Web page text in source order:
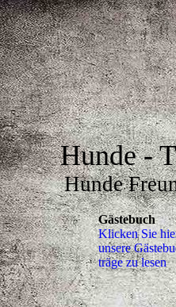
Hunde -
Hunde
Gästebuch
Klicken Sie
unsere
trä­ge zu lesen